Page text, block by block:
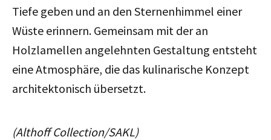
Tiefe geben und an den Sternenhimmel einer
Wüste erinnern. Gemeinsam mit der an
Holzlamellen angelehnten Gestaltung entsteht
eine Atmosphäre, die das kulinarische Konzept
architektonisch übersetzt.
(Althoff Collection/SAKL)